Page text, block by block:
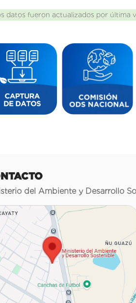
datos fueron actualizados por última
del Ambiente y Desarrollo